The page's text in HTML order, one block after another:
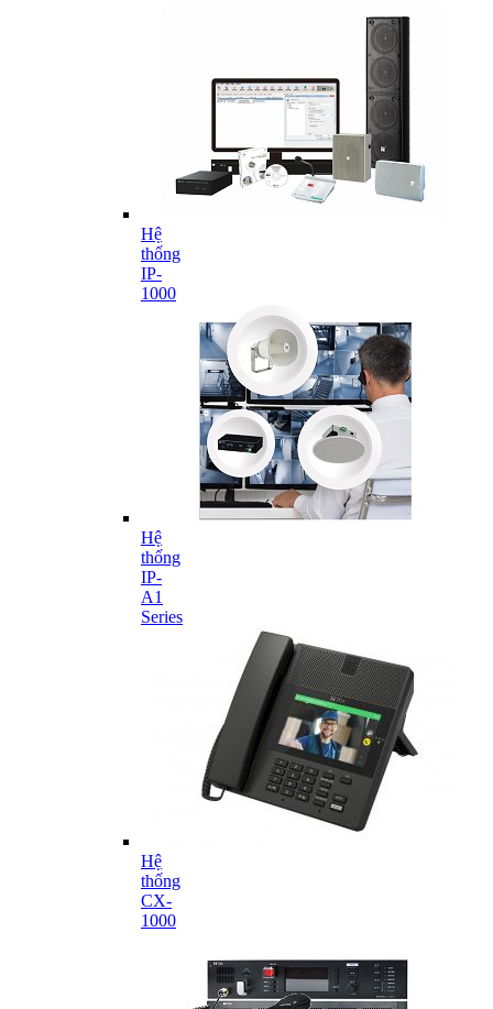
Hệ
thống
IP-
1000
Hệ
thống
IP-
A1
Series
Hệ
thống
CX-
1000